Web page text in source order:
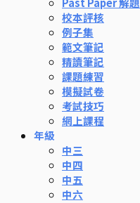
校本評核
例子集
範文筆記
精讀筆記
課題練習
模擬試卷
考試技巧
網上課程
年級
中三
中四
中五
中六